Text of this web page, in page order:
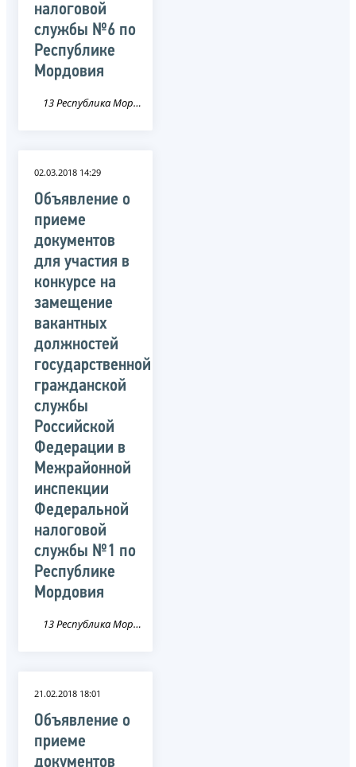
налоговой
службы №6 по
Республике
Мордовия
13 Республика Мордовия
02.03.2018 14:29
Объявление о
приеме
документов
для участия в
конкурсе на
замещение
вакантных
должностей
государственной
гражданской
службы
Российской
Федерации в
Межрайонной
инспекции
Федеральной
налоговой
службы №1 по
Республике
Мордовия
13 Республика Мордовия
21.02.2018 18:01
Объявление о
приеме
документов